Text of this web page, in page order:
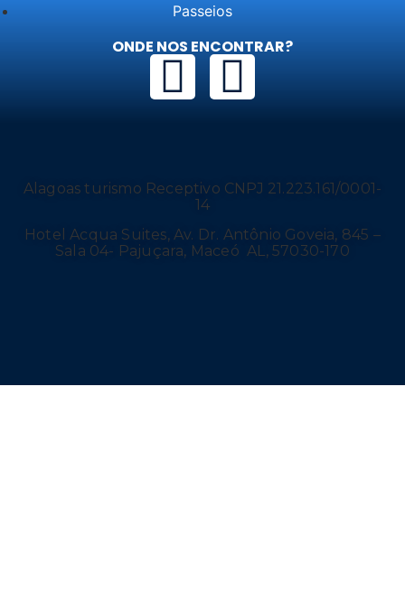
Passeios
ONDE NOS ENCONTRAR?
Alagoas turismo Receptivo CNPJ 21.223.161/0001-
14
Hotel Acqua Suites, Av. Dr. Antônio Goveia, 845 –
Sala 04- Pajuçara, Maceó AL, 57030-170